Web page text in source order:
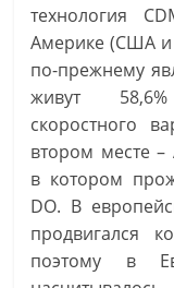
технология
Америке (США и
по-прежнему
живут
скоростного
втором месте –
в котором
DO. В
продвигался
поэтому в